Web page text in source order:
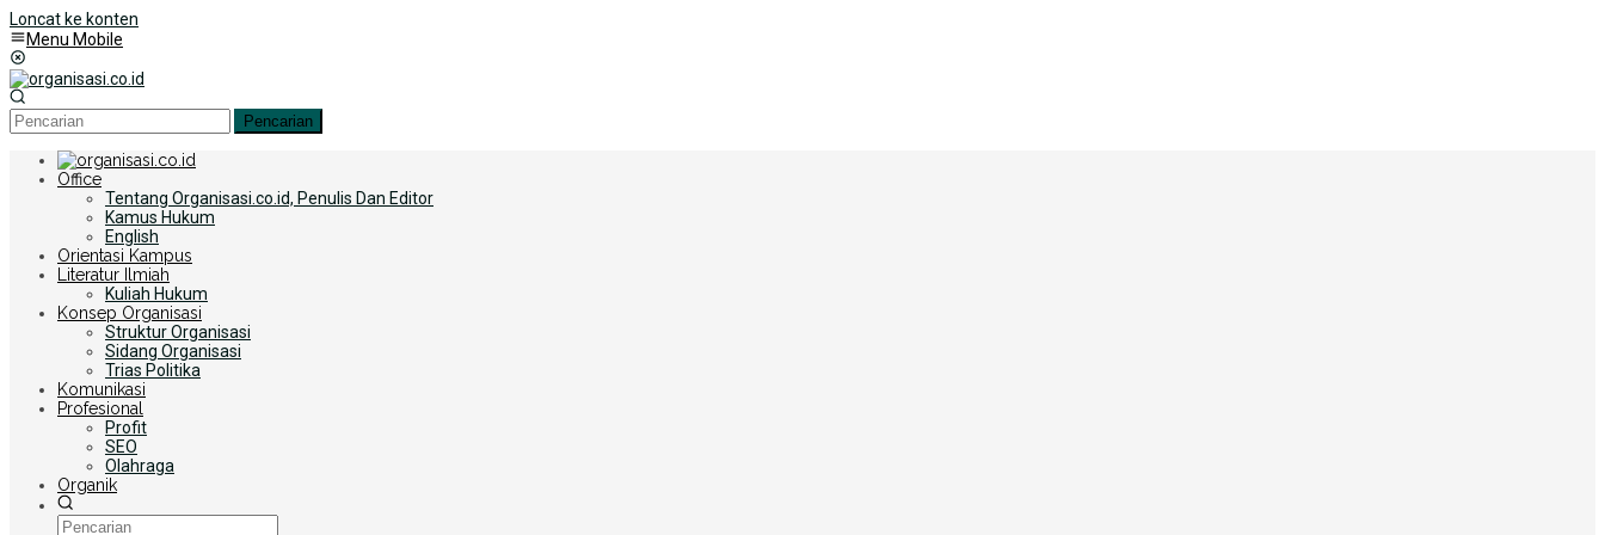
Loncat ke konten
Menu Mobile
Pencarian
Office
Tentang Organisasi.co.id, Penulis Dan Editor
Kamus Hukum
English
Orientasi Kampus
Literatur Ilmiah
Kuliah Hukum
Konsep Organisasi
Struktur Organisasi
Sidang Organisasi
Trias Politika
Komunikasi
Profesional
Profit
SEO
Olahraga
Organik